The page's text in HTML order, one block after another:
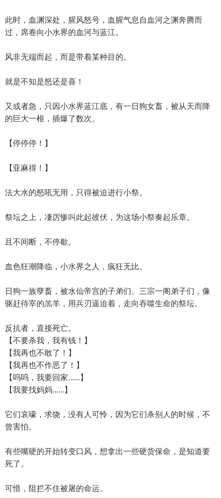
此时，血渊深处，腥风怒号，血腥气息自血河之渊奔腾而
过，席卷向小水界的血河与蓝江。
风非无端而起，而是带着某种目的。
就是不知是怒还是喜！
又或者急，只因小水界蓝江底，有一日狗女畜，被从天而降
的巨大一根，插爆了数次。
【停停停！】
【亚麻得！】
法大水的怒吼无用，只得被迫进行小祭。
祭坛之上，凄厉惨叫此起彼伏，为这场小祭奏起乐章。
且不间断，不停歇。
血色狂潮降临，小水界之人，疯狂无比。
日狗一族孽畜，被水仙帝宫的子弟们、三宗一阁弟子们，像
驱赶待宰的羔羊，用兵刃逼迫着，走向吞噬生命的祭坛。
反抗者，直接死亡。
【不要杀我，我有钱！】
【我再也不敢了！】
【我再也不作恶了！】
【呜呜，我要回家......】
【我要找妈妈......】
它们哀嚎，求饶，没有人可怜，因为它们杀别人的时候，不
曾害怕。
有些嘴硬的开始转变口风，想拿出一些硬货保命，是知道要
死了。
可惜，阻拦不住被屠的命运。